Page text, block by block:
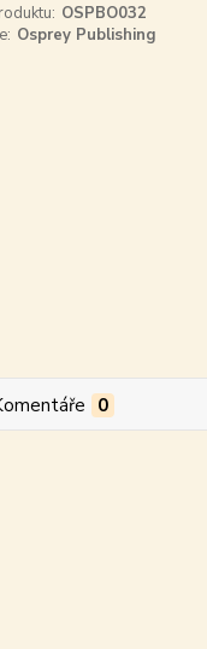
OSPBO032
Osprey Publishing
0